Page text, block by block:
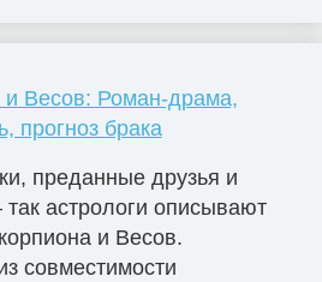
и Весов: Роман-драма,
прогноз брака
преданные друзья и
астрологи описывают
и Весов.
совместимости